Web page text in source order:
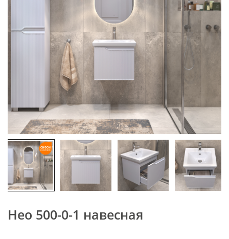
Нео 500-0-1 навесная